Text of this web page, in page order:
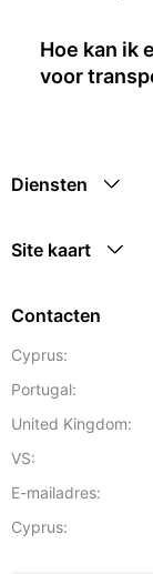
Hoe kan ik
voor
Diensten
Site kaart
Contacten
Cyprus:
Portugal:
United Kingdom:
VS:
E-mailadres:
Cyprus: